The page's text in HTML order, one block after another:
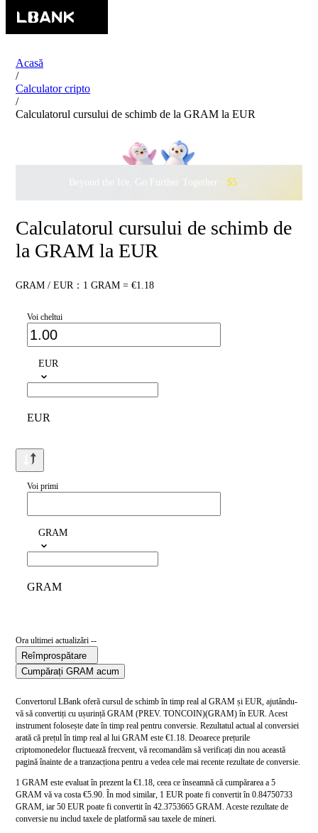
Acasă
/
Calculator cripto
/
Calculatorul cursului de schimb de la GRAM la EUR
Beyond the Ice, Go Further Together · $500,000
Calculatorul cursului de schimb de
la GRAM la EUR
GRAM / EUR：1 GRAM = €1.18
Voi cheltui
EUR
EUR
Voi primi
GRAM
GRAM
Ora ultimei actualizări --
Reîmprospătare
Cumpărați GRAM acum
Convertorul LBank oferă cursul de schimb în timp real al GRAM și EUR, ajutându-
vă să convertiți cu ușurință GRAM (PREV. TONCOIN)(GRAM) în EUR. Acest
instrument folosește date în timp real pentru conversie. Rezultatul actual al conversiei
arată că prețul în timp real al lui GRAM este €1.18. Deoarece prețurile
criptomonedelor fluctuează frecvent, vă recomandăm să verificați din nou această
pagină înainte de a tranzacționa pentru a vedea cele mai recente rezultate de conversie.
1 GRAM este evaluat în prezent la €1.18, ceea ce înseamnă că cumpărarea a 5
GRAM vă va costa €5.90. În mod similar, 1 EUR poate fi convertit în 0.84750733
GRAM, iar 50 EUR poate fi convertit în 42.3753665 GRAM. Aceste rezultate de
conversie nu includ taxele de platformă sau taxele de mineri.